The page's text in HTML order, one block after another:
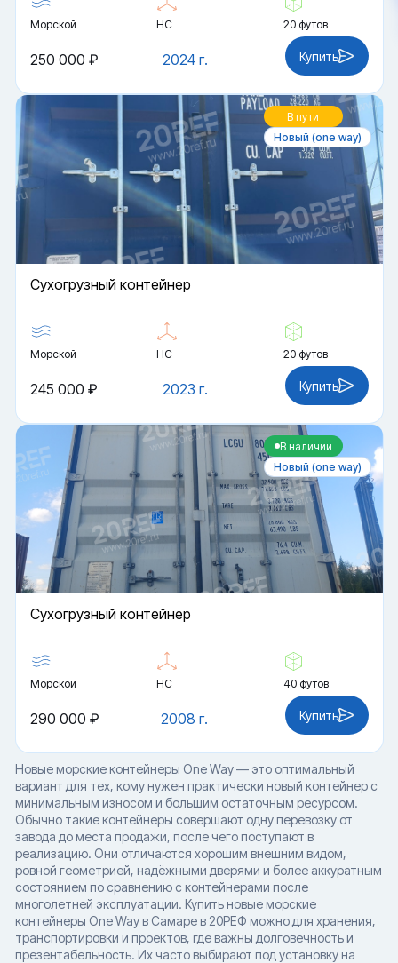
Морской HC 20 футов
2024 г.
250 000 ₽ Купить
В пути
Новый (one way)
Cухогрузный контейнер
Морской HC 20 футов
2023 г.
245 000 ₽ Купить
В наличии
Новый (one way)
Cухогрузный контейнер
Морской HC 40 футов
2008 г.
290 000 ₽ Купить
Новые морские контейнеры One Way — это оптимальный
вариант для тех, кому нужен практически новый контейнер с
минимальным износом и большим остаточным ресурсом.
Обычно такие контейнеры совершают одну перевозку от
завода до места продажи, после чего поступают в
реализацию. Они отличаются хорошим внешним видом,
ровной геометрией, надёжными дверями и более аккуратным
состоянием по сравнению с контейнерами после
многолетней эксплуатации. Купить новые морские
контейнеры One Way в Самаре в 20РЕФ можно для хранения,
транспортировки и проектов, где важны долговечность и
презентабельность. Их часто выбирают под установку на